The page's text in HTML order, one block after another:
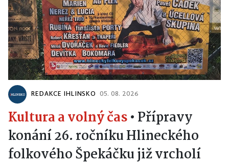
REDAKCE IHLINSKO 05. 08. 2026
Kultura a volný čas• Přípravy
konání 26. ročníku Hlineckého
folkového Špekáčku již vrcholí